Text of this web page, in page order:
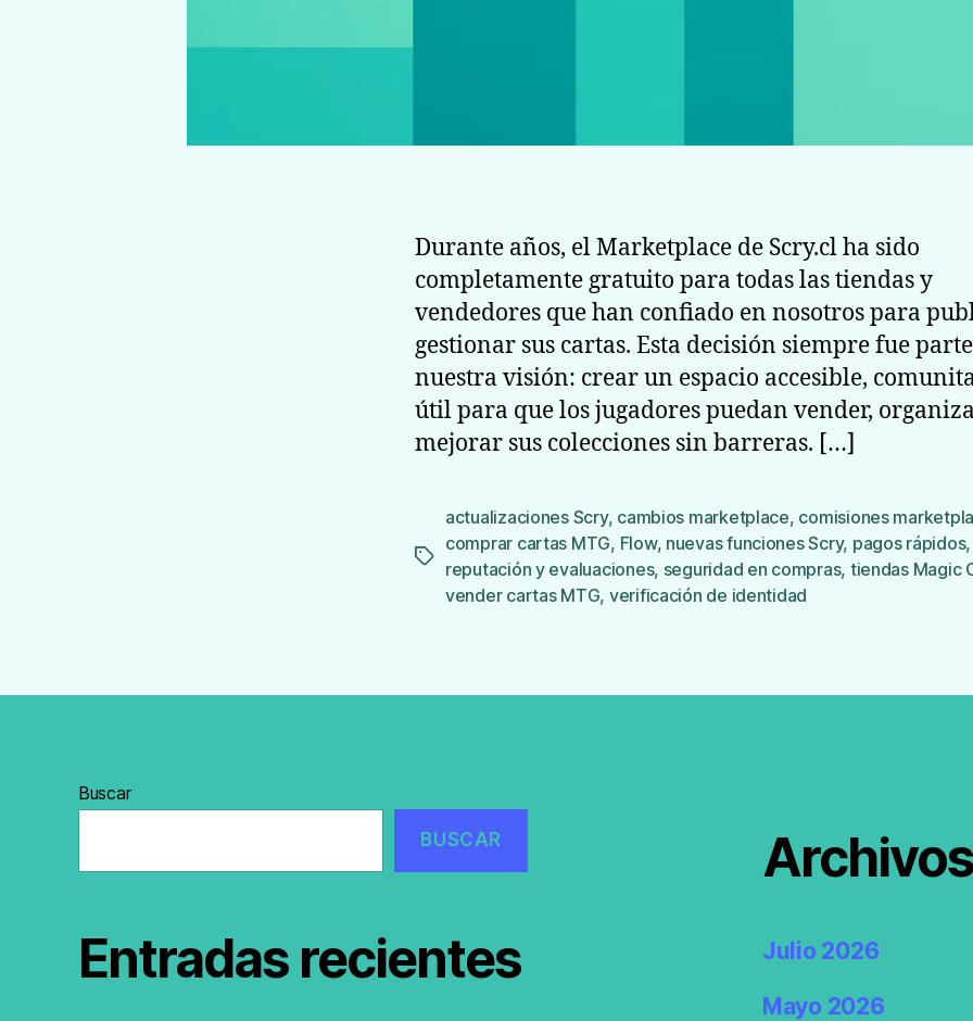
Durante años, el Marketplace de Scry.cl ha sido
completamente gratuito para todas las tiendas y
vendedores que han confiado en nosotros para
gestionar sus cartas. Esta decisión siempre fue
nuestra visión: crear un espacio accesible,
útil para que los jugadores puedan vender,
mejorar sus colecciones sin barreras. […]
Etiquetas
actualizaciones Scry, cambios marketplace, comisiones
comprar cartas MTG, Flow, nuevas funciones Scry, pagos rápidos,
reputación y evaluaciones, seguridad en compras, tiendas Magic
vender cartas MTG, verificación de identidad
Buscar
BUSCAR
Entradas recientes Julio 2026
Mayo 2026